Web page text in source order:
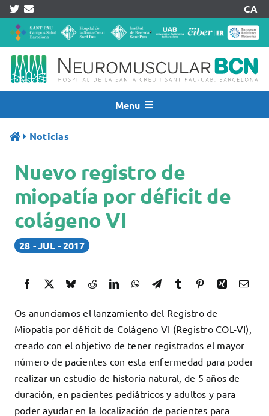
Skip
content
CA
Menu
Quiénes Somos
Asistencia
Investigación
Pacientes
Acreditaciones
Docencia
Cómo colaborar
Contacto
Noticias
Nuevo registro de
miopatía por déficit de
colágeno VI
28 JUL 2017
Os anunciamos el lanzamiento del Registro de
Miopatía por déficit de Colágeno VI (Registro COL-VI),
creado con el objetivo de tener registrados el mayor
número de pacientes con esta enfermedad para poder
realizar un estudio de historia natural, de 5 años de
duración, en pacientes pediátricos y adultos y para
poder ayudar en la localización de pacientes para